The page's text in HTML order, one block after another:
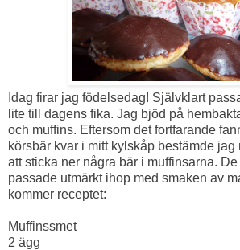
Idag firar jag födelsedag! Självklart
lite till dagens fika. Jag bjöd på
och muffins. Eftersom det fortfarande
körsbär kvar i mitt kylskåp bestämde jag
att sticka ner några bär i muffinsarna.
passade utmärkt ihop med smaken av
kommer receptet:
Muffinssmet
2 ägg